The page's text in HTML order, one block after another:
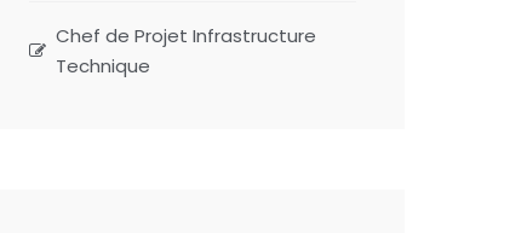
Chef de Projet Infrastructure
Technique